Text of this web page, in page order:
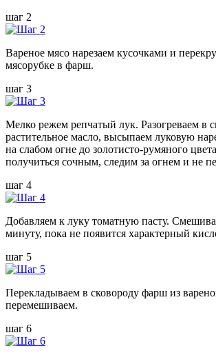
шаг 2
Вареное мясо нарезаем кусочками и
мясорубке в фарш.
шаг 3
Мелко режем репчатый лук. Разогреваем в
растительное масло, высыпаем луковую
на слабом огне до золотисто-румяного
получиться сочным, следим за огнем и не
шаг 4
Добавляем к луку томатную пасту.
минуту, пока не появится характерный
шаг 5
Перекладываем в сковороду фарш из
перемешиваем.
шаг 6